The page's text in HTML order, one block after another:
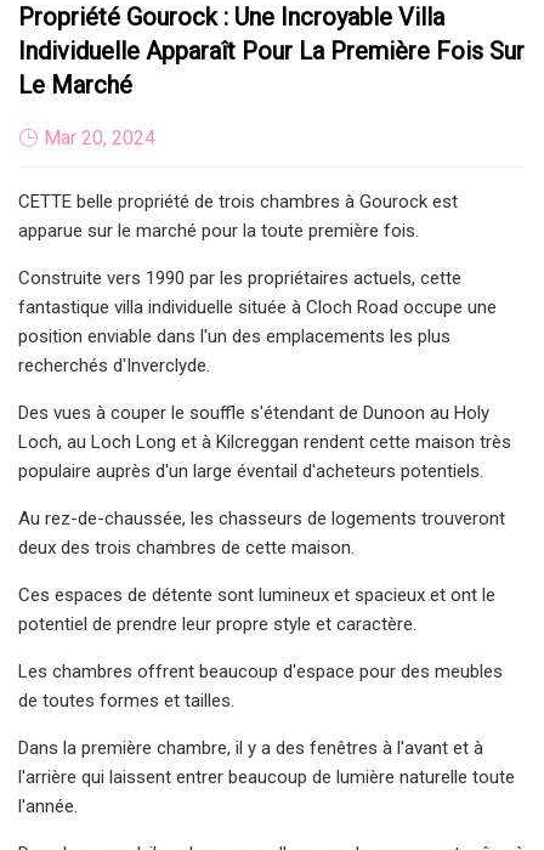
Propriété Gourock : Une Incroyable Villa
Individuelle Apparaît Pour La Première Fois Sur
Le Marché
Mar 20, 2024
CETTE belle propriété de trois chambres à Gourock est
apparue sur le marché pour la toute première fois.
Construite vers 1990 par les propriétaires actuels, cette
fantastique villa individuelle située à Cloch Road occupe une
position enviable dans l'un des emplacements les plus
recherchés d'Inverclyde.
Des vues à couper le souffle s'étendant de Dunoon au Holy
Loch, au Loch Long et à Kilcreggan rendent cette maison très
populaire auprès d'un large éventail d'acheteurs potentiels.
Au rez-de-chaussée, les chasseurs de logements trouveront
deux des trois chambres de cette maison.
Ces espaces de détente sont lumineux et spacieux et ont le
potentiel de prendre leur propre style et caractère.
Les chambres offrent beaucoup d'espace pour des meubles
de toutes formes et tailles.
Dans la première chambre, il y a des fenêtres à l'avant et à
l'arrière qui laissent entrer beaucoup de lumière naturelle toute
l'année.